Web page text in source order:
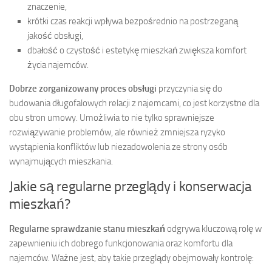
znaczenie,
krótki czas reakcji wpływa bezpośrednio na postrzeganą
jakość obsługi,
dbałość o czystość i estetykę mieszkań zwiększa komfort
życia najemców.
Dobrze zorganizowany proces obsługi przyczynia się do
budowania długofalowych relacji z najemcami, co jest korzystne dla
obu stron umowy. Umożliwia to nie tylko sprawniejsze
rozwiązywanie problemów, ale również zmniejsza ryzyko
wystąpienia konfliktów lub niezadowolenia ze strony osób
wynajmujących mieszkania.
Jakie są regularne przeglądy i konserwacja
mieszkań?
Regularne sprawdzanie stanu mieszkańodgrywa kluczową rolę w
zapewnieniu ich dobrego funkcjonowania oraz komfortu dla
najemców. Ważne jest, aby takie przeglądy obejmowały kontrolę: